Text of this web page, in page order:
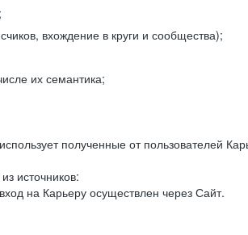
вхождение в круги и сообщества);
их семантика;
полученные от пользователей
источников:
на Карьеру осуществлен через Сайт.